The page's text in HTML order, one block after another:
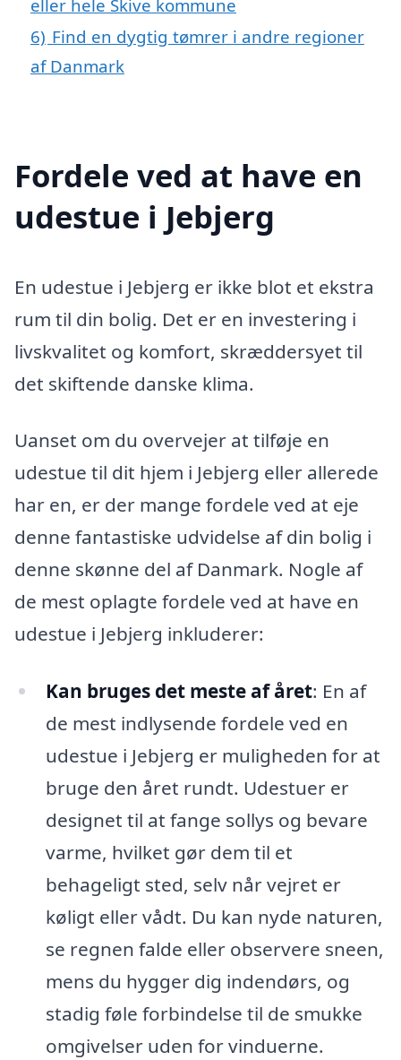
eller hele Skive kommune
6) Find en dygtig tømrer i andre regioner
af Danmark
Fordele ved at have en
udestue i Jebjerg
En udestue i Jebjerg er ikke blot et ekstra
rum til din bolig. Det er en investering i
livskvalitet og komfort, skræddersyet til
det skiftende danske klima.
Uanset om du overvejer at tilføje en
udestue til dit hjem i Jebjerg eller allerede
har en, er der mange fordele ved at eje
denne fantastiske udvidelse af din bolig i
denne skønne del af Danmark. Nogle af
de mest oplagte fordele ved at have en
udestue i Jebjerg inkluderer:
Kan bruges det meste af året: En af
de mest indlysende fordele ved en
udestue i Jebjerg er muligheden for at
bruge den året rundt. Udestuer er
designet til at fange sollys og bevare
varme, hvilket gør dem til et
behageligt sted, selv når vejret er
køligt eller vådt. Du kan nyde naturen,
se regnen falde eller observere sneen,
mens du hygger dig indendørs, og
stadig føle forbindelse til de smukke
omgivelser uden for vinduerne.